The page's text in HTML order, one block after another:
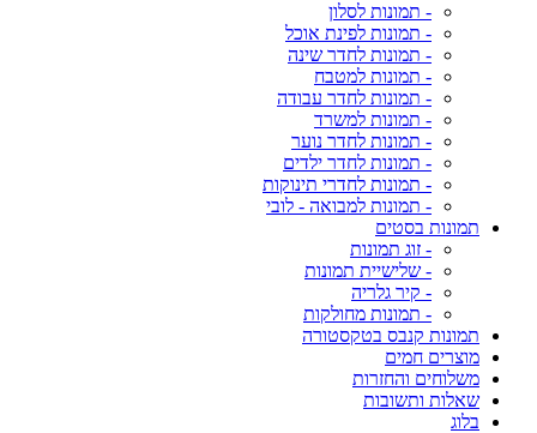
- תמונות לסלון
- תמונות לפינת אוכל
- תמונות לחדר שינה
- תמונות למטבח
- תמונות לחדר עבודה
- תמונות למשרד
- תמונות לחדר נוער
- תמונות לחדר ילדים
- תמונות לחדרי תינוקות
- תמונות למבואה - לובי
תמונות בסטים
- זוג תמונות
- שלישיית תמונות
- קיר גלריה
- תמונות מחולקות
תמונות קנבס בטקסטורה
מוצרים חמים
משלוחים והחזרות
שאלות ותשובות
בלוג